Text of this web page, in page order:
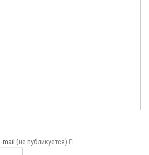
mail (не публикуется)